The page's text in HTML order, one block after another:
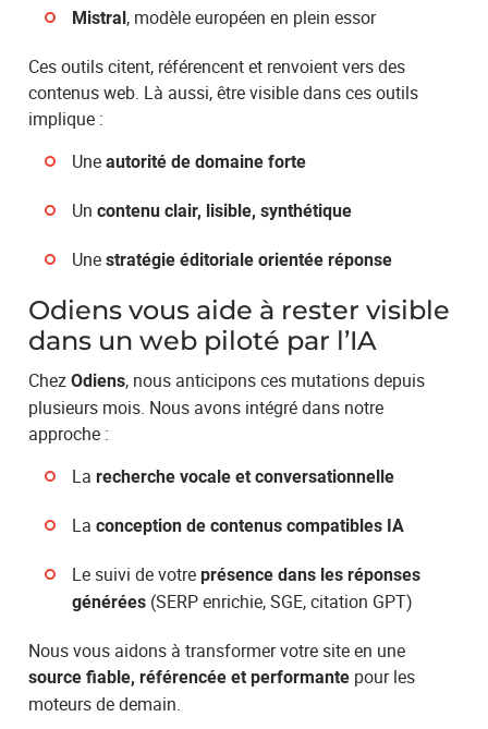
Mistral, modèle européen en plein essor
Ces outils citent, référencent et renvoient vers des
contenus web. Là aussi, être visible dans ces outils
implique :
Uneautorité de domaine forte
Uncontenu clair, lisible, synthétique
Unestratégie éditoriale orientée réponse
Odiens vous aide à rester visible
dans un web piloté par l’IA
ChezOdiens, nous anticipons ces mutations depuis
plusieurs mois. Nous avons intégré dans notre
approche :
Larecherche vocale et conversationnelle
Laconception de contenus compatibles IA
Le suivi de votreprésence dans les réponses
générées (SERP enrichie, SGE, citation GPT)
Nous vous aidons à transformer votre site en une
source fiable, référencée et performante pour les
moteurs de demain.